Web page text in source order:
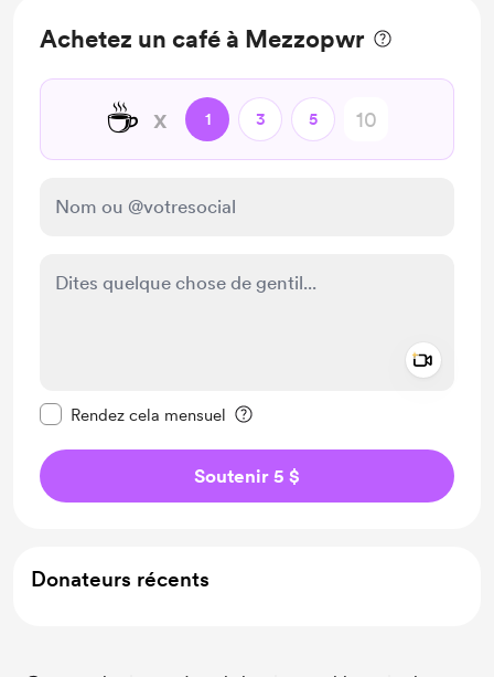
Achetez un café à Mezzopwr
☕ x 1 3 5
Rendez cela mensuel
Soutenir 5 $
Donateurs récents